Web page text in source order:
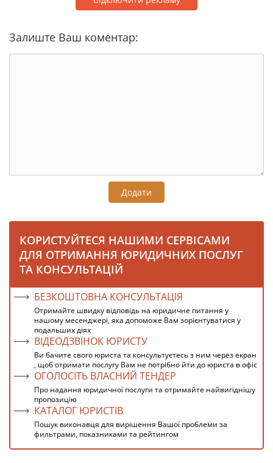
Залиште Ваш коментар:
Додати
КОРИСТУЙТЕСЯ НАШИМИ СЕРВІСАМИ
ДЛЯ ОТРИМАННЯ ЮРИДИЧНИХ ПОСЛУГ
ТА КОНСУЛЬТАЦІЙ
БЕЗКОШТОВНА КОНСУЛЬТАЦІЯ
Отримайте швидку відповідь на юридичне питання у
нашому месенджері, яка допоможе Вам зорієнтуватися у
подальших діях
ВІДЕОДЗВІНОК ЮРИСТУ
Ви бачите свого юриста та консультуєтесь з ним через екран
, щоб отримати послугу Вам не потрібно йти до юриста в офіс
ОГОЛОСІТЬ ВЛАСНИЙ ТЕНДЕР
Про надання юридичної послуги та отримайте найвигіднішу
пропозицію
КАТАЛОГ ЮРИСТІВ
Пошук виконавця для вирішення Вашої проблеми за
фильтрами, показниками та рейтингом